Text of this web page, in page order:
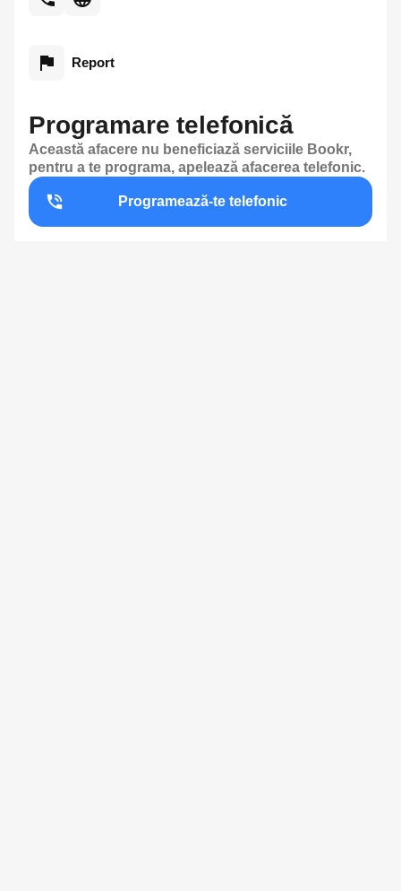
Programare telefonică
Această afacere nu beneficiază serviciile Bookr,
pentru a te programa, apelează afacerea telefonic.
Programează-te telefonic
Report